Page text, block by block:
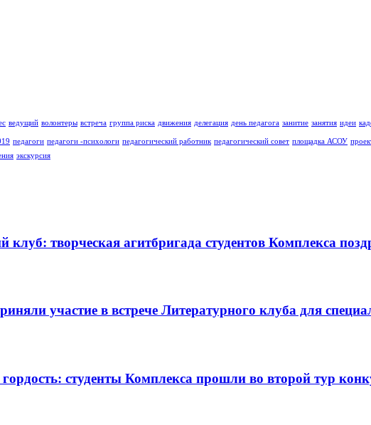
ведущий волонтеры встреча группа риска движения делегация день педагога занитие занятия идеи
педагоги педагоги -психологи педагогический работник педагогический совет площадка АСОУ
экскурсия
клуб: творческая агитбригада студентов Комплекса
участие в встрече Литературного клуба для
студенты Комплекса прошли во второй тур